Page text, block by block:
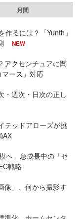
月間
るには？「Yunth」
NEW
アクセンチュアに聞
ース」対応
・週次・日次の正し
テッドアローズが挑
AX
へ 急成長中の「セ
戦略
像」、何から撮影す